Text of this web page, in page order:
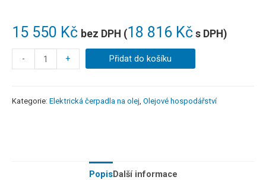
15 550 Kč bez DPH (18 816 Kč s DPH)
- + Přidat do košíku
Kategorie: Elektrická čerpadla na olej Olejové hospodářství
PopisDalší informace